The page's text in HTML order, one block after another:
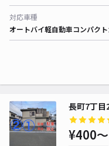
対応車種
オートバイ軽自動車コンパク
長町7丁目
¥400〜